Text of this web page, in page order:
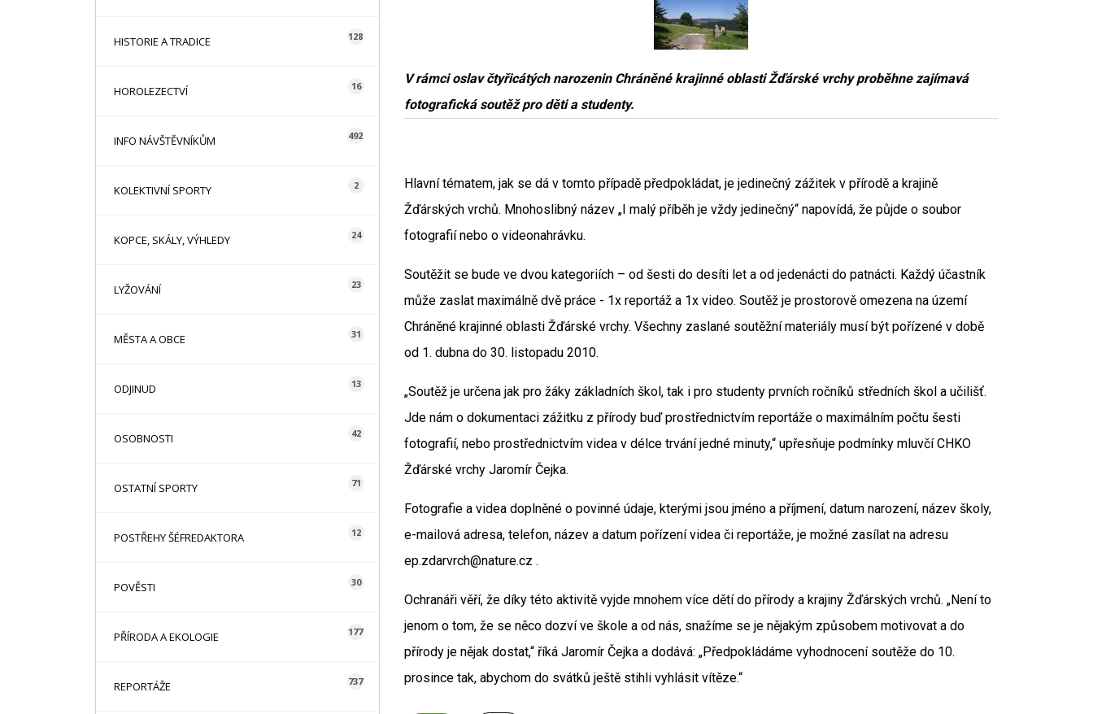
HISTORIE A TRADICE 128
HOROLEZECTVÍ 16
INFO NÁVŠTĚVNÍKŮM 492
KOLEKTIVNÍ SPORTY 2
KOPCE, SKÁLY, VÝHLEDY 24
LYŽOVÁNÍ 23
MĚSTA A OBCE 31
ODJINUD 13
OSOBNOSTI 42
OSTATNÍ SPORTY 71
POSTŘEHY ŠÉFREDAKTORA 12
POVĚSTI 30
PŘÍRODA A EKOLOGIE 177
REPORTÁŽE 737
V rámci oslav čtyřicátých narozenin Chráněné krajinné oblasti Žďárské vrchy proběhne zajímavá
fotografická soutěž pro děti a studenty.
Hlavní tématem, jak se dá v tomto případě předpokládat, je jedinečný zážitek v přírodě a krajině
Žďárských vrchů. Mnohoslibný název „I malý příběh je vždy jedinečný“ napovídá, že půjde o soubor
fotografií nebo o videonahrávku.
Soutěžit se bude ve dvou kategoriích – od šesti do desíti let a od jedenácti do patnácti. Každý účastník
může zaslat maximálně dvě práce - 1x reportáž a 1x video. Soutěž je prostorově omezena na území
Chráněné krajinné oblasti Žďárské vrchy. Všechny zaslané soutěžní materiály musí být pořízené v době
od 1. dubna do 30. listopadu 2010.
„Soutěž je určena jak pro žáky základních škol, tak i pro studenty prvních ročníků středních škol a učilišť.
Jde nám o dokumentaci zážitku z přírody buď prostřednictvím reportáže o maximálním počtu šesti
fotografií, nebo prostřednictvím videa v délce trvání jedné minuty,“ upřesňuje podmínky mluvčí CHKO
Žďárské vrchy Jaromír Čejka.
Fotografie a videa doplněné o povinné údaje, kterými jsou jméno a příjmení, datum narození, název školy,
e-mailová adresa, telefon, název a datum pořízení videa či reportáže, je možné zasílat na adresu
ep.zdarvrch@nature.cz .
Ochranáři věří, že díky této aktivitě vyjde mnohem více dětí do přírody a krajiny Žďárských vrchů. „Není to
jenom o tom, že se něco dozví ve škole a od nás, snažíme se je nějakým způsobem motivovat a do
přírody je nějak dostat,“ říká Jaromír Čejka a dodává: „Předpokládáme vyhodnocení soutěže do 10.
prosince tak, abychom do svátků ještě stihli vyhlásit vítěze.“